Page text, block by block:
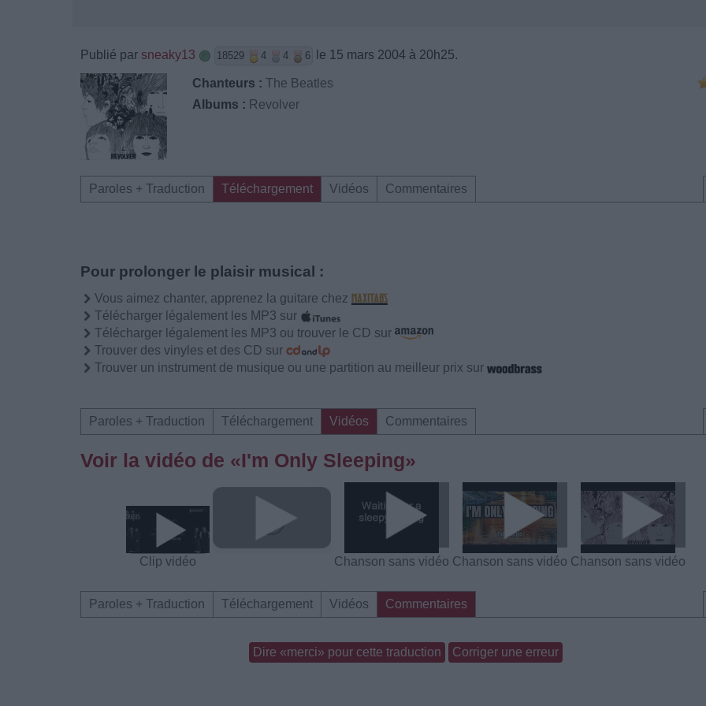
Publié par sneaky13 18529 4 4 6 le 15 mars 2004 à 20h25.
Chanteurs : The Beatles
Albums : Revolver
Paroles + Traduction Téléchargement Vidéos Commentaires
Pour prolonger le plaisir musical :
Vous aimez chanter, apprenez la guitare chez
Télécharger légalement les MP3 sur
Télécharger légalement les MP3 ou trouver le CD sur
Trouver des vinyles et des CD sur
Trouver un instrument de musique ou une partition au meilleur prix sur
Paroles + Traduction Téléchargement Vidéos Commentaires
Voir la vidéo de «I'm Only Sleeping»
Clip vidéo Chanson sans vidéo Chanson sans vidéo Chanson sans vidéo
Paroles + Traduction Téléchargement Vidéos Commentaires
Dire «merci» pour cette traduction Corriger une erreur